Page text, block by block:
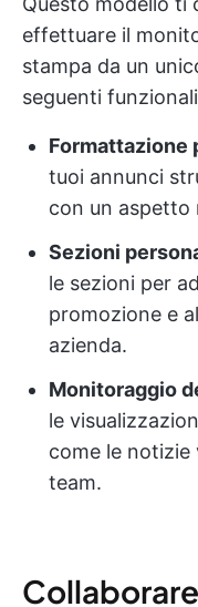
effettuare il
stampa da un
seguenti
Formattazione
tuoi annunci
con un aspetto
Sezioni
le sezioni per
promozione e
azienda.
Monitoraggio
le
come le
team.